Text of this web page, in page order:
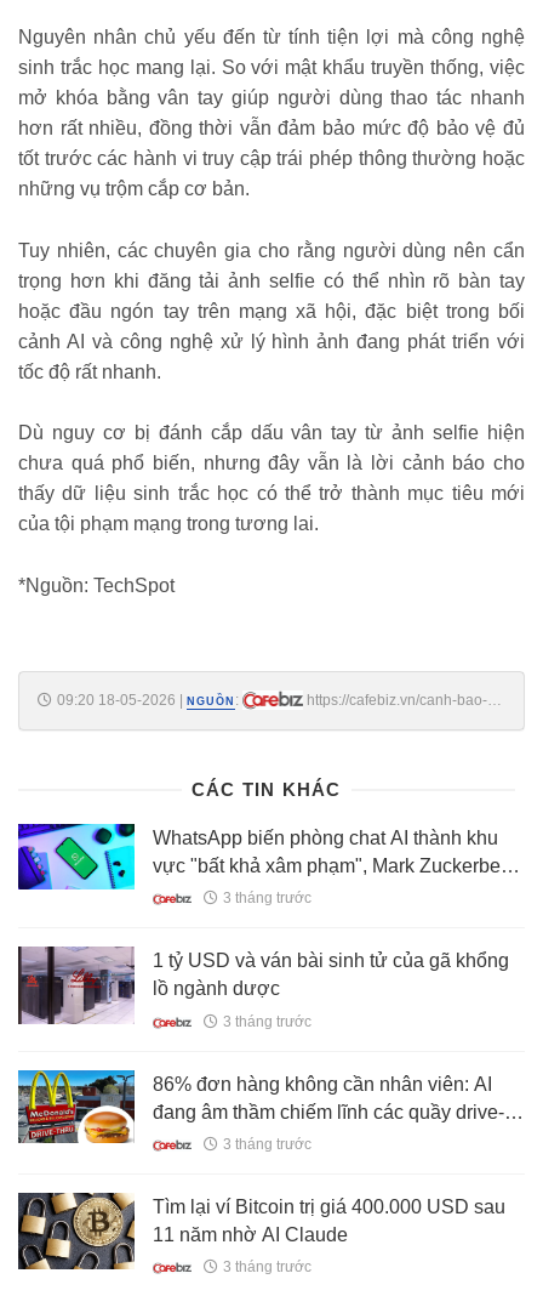
Nguyên nhân chủ yếu đến từ tính tiện lợi mà công nghệ
sinh trắc học mang lại. So với mật khẩu truyền thống, việc
mở khóa bằng vân tay giúp người dùng thao tác nhanh
hơn rất nhiều, đồng thời vẫn đảm bảo mức độ bảo vệ đủ
tốt trước các hành vi truy cập trái phép thông thường hoặc
những vụ trộm cắp cơ bản.
Tuy nhiên, các chuyên gia cho rằng người dùng nên cẩn
trọng hơn khi đăng tải ảnh selfie có thể nhìn rõ bàn tay
hoặc đầu ngón tay trên mạng xã hội, đặc biệt trong bối
cảnh AI và công nghệ xử lý hình ảnh đang phát triển với
tốc độ rất nhanh.
Dù nguy cơ bị đánh cắp dấu vân tay từ ảnh selfie hiện
chưa quá phổ biến, nhưng đây vẫn là lời cảnh báo cho
thấy dữ liệu sinh trắc học có thể trở thành mục tiêu mới
của tội phạm mạng trong tương lai.
*Nguồn: TechSpot
09:20 18-05-2026 | NGUỒN :
https://cafebiz.vn/canh-bao-
CÁC TIN KHÁC
WhatsApp biến phòng chat AI thành khu
vực "bất khả xâm phạm", Mark Zuckerberg
muốn đọc cũng phải bó tay!
3 tháng trước
1 tỷ USD và ván bài sinh tử của gã khổng
lồ ngành dược
3 tháng trước
86% đơn hàng không cần nhân viên: AI
đang âm thầm chiếm lĩnh các quầy drive-
thru nước Mỹ3 tháng trước
Tìm lại ví Bitcoin trị giá 400.000 USD sau
11 năm nhờ AI Claude
3 tháng trước